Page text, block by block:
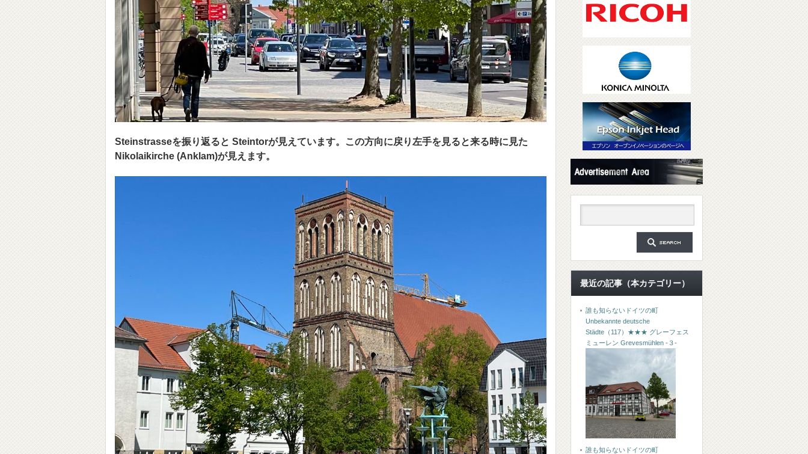
Steinstrasseを振り返ると Steintorが見えています。この方向に戻り左手を見ると来る時に見た
Nikolaikirche (Anklam)が見えます。
最近の記事（本カテゴリー）
誰も知らないドイツの町
Unbekannte deutsche
Städte（117）★★★ グレーフェス
ミューレン Grevesmühlen -３-
誰も知らないドイツの町